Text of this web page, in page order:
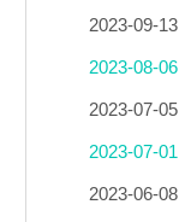
2023-09-13
2023-08-06
2023-07-05
2023-07-01
功
2023-06-08